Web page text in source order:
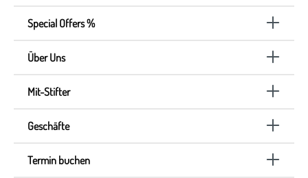
Special Offers %
Über Uns
Mit-Stifter
Geschäfte
Termin buchen